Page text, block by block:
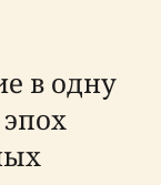
в одну